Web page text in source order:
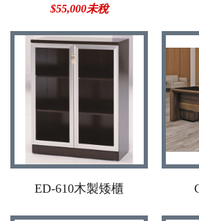
$55,000未稅
ED-610木製矮櫃